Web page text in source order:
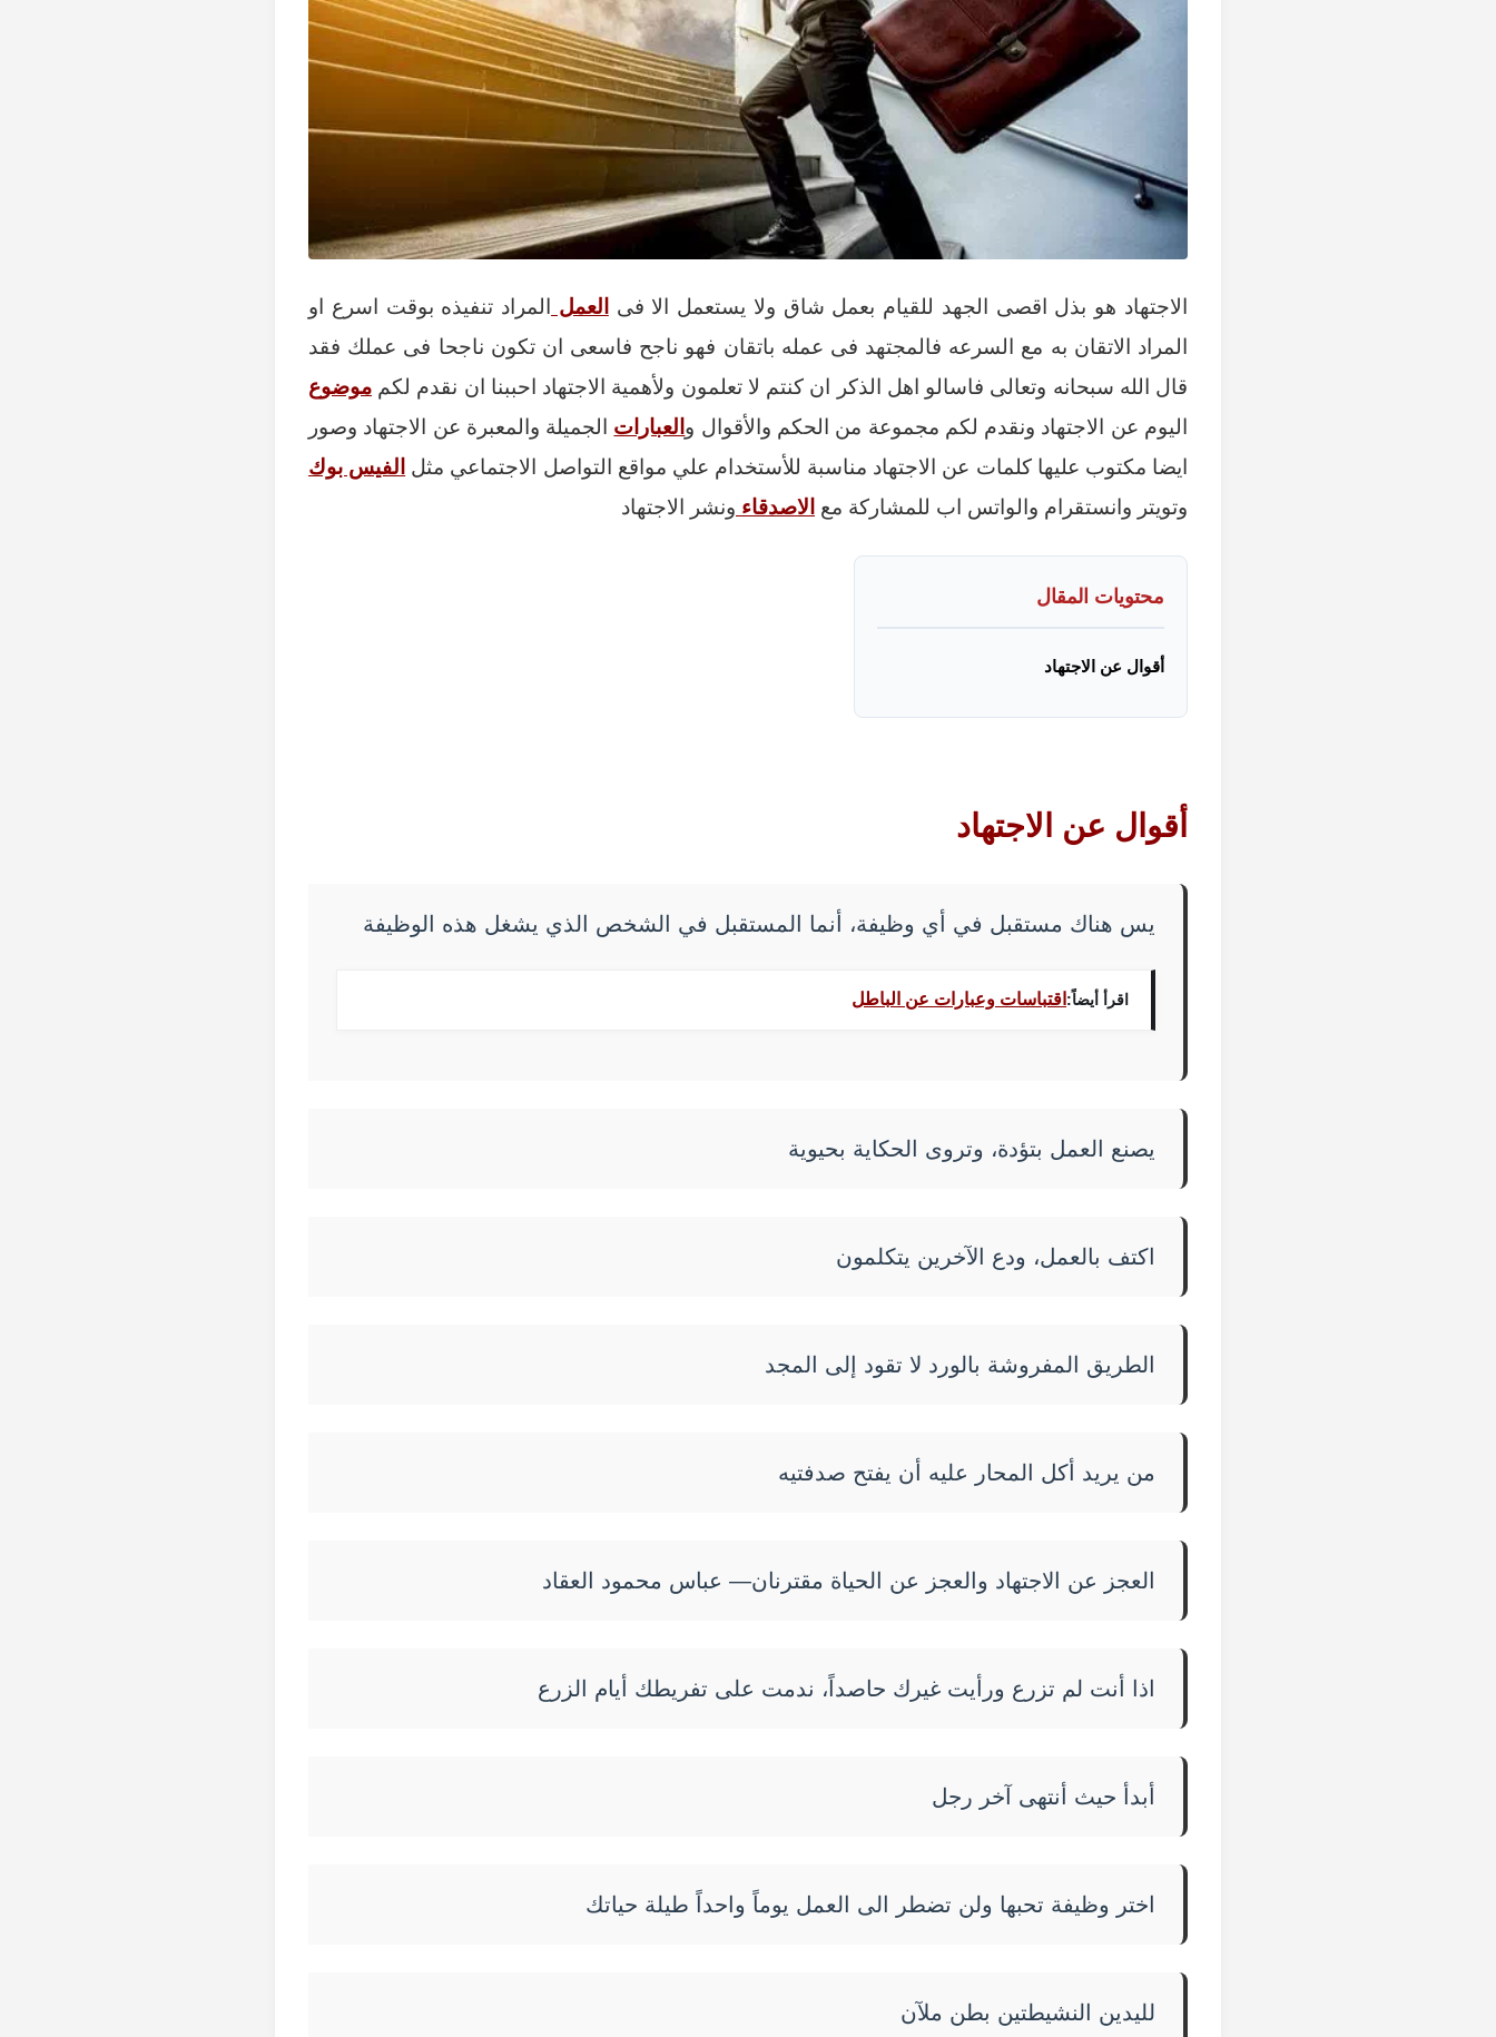
الاجتهاد هو بذل اقصى الجهد للقيام بعمل شاق ولا يستعمل الا فى العمل المراد تنفيذه بوقت اسرع او
المراد الاتقان به مع السرعه فالمجتهد فى عمله باتقان فهو ناجح فاسعى ان تكون ناجحا فى عملك فقد
قال الله سبحانه وتعالى فاسالو اهل الذكر ان كنتم لا تعلمون ولأهمية الاجتهاد احببنا ان نقدم لكم موضوع
اليوم عن الاجتهاد ونقدم لكم مجموعة من الحكم والأقوال و العبارات الجميلة والمعبرة عن الاجتهاد وصور
ايضا مكتوب عليها كلمات عن الاجتهاد مناسبة للأستخدام علي مواقع التواصل الاجتماعي مثل الفيس بوك
وتويتر وانستقرام والواتس اب للمشاركة مع الاصدقاء ونشر الاجتهاد
محتويات المقال
أقوال عن الاجتهاد
أقوال عن الاجتهاد
يس هناك مستقبل في أي وظيفة، أنما المستقبل في الشخص الذي يشغل هذه الوظيفة
اقرأ أيضاً: اقتباسات وعبارات عن الباطل
يصنع العمل بتؤدة، وتروى الحكاية بحيوية
اكتف بالعمل، ودع الآخرين يتكلمون
الطريق المفروشة بالورد لا تقود إلى المجد
من يريد أكل المحار عليه أن يفتح صدفتيه
العجز عن الاجتهاد والعجز عن الحياة مقترنان— عباس محمود العقاد
اذا أنت لم تزرع ورأيت غيرك حاصداً، ندمت على تفريطك أيام الزرع
أبدأ حيث أنتهى آخر رجل
اختر وظيفة تحبها ولن تضطر الى العمل يوماً واحداً طيلة حياتك
لليدين النشيطتين بطن ملآن